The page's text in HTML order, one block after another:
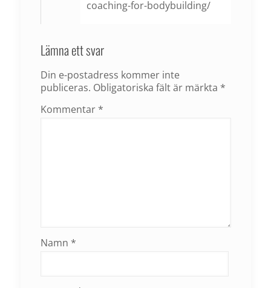
coaching-for-bodybuilding/
Lämna ett svar
Din e-postadress kommer inte
publiceras. Obligatoriska fält är märkta *
Kommentar *
Namn *